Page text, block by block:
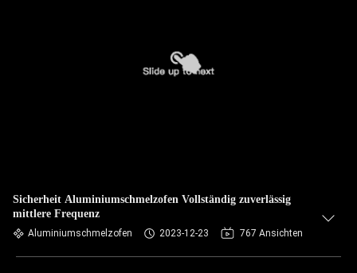
Sicherheit Aluminiumschmelzofen Vollständig zuverlässig
mittlere Frequenz
Aluminiumschmelzofen 2023-12-23 767 Ansichten